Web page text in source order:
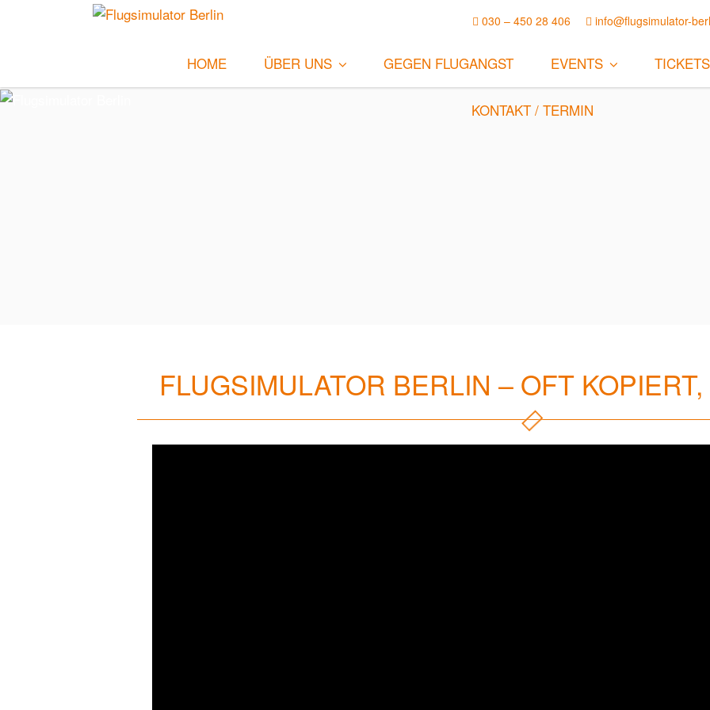
030 – 450 28 406 info@flugsimulator-
HOME ÜBER UNS GEGEN FLUGANGST EVENTS TICKETS
KONTAKT / TERMIN
FLUGSIMULATOR BERLIN – OFT